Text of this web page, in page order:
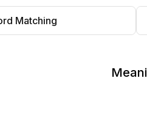
Matching